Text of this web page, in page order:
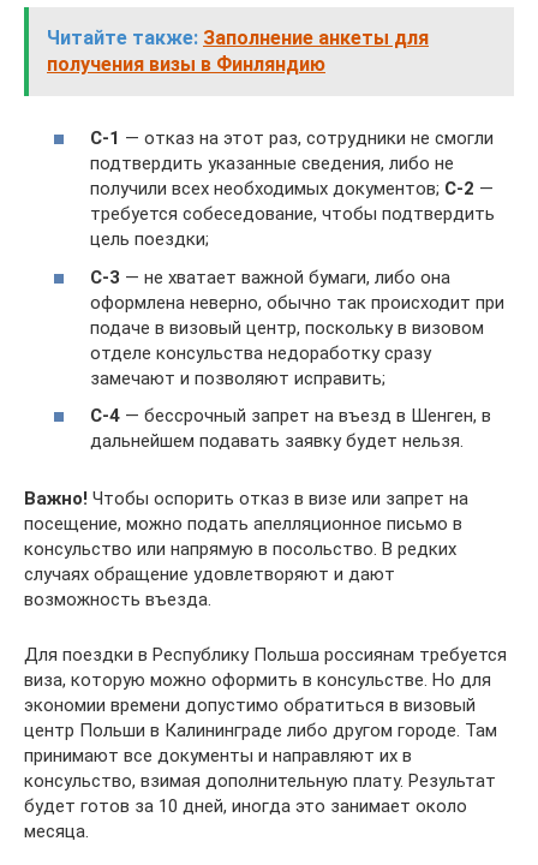
Читайте также: Заполнение анкеты для
получения визы в Финляндию
С-1 — отказ на этот раз, сотрудники не смогли
подтвердить указанные сведения, либо не
получили всех необходимых документов; С-2 —
требуется собеседование, чтобы подтвердить
цель поездки;
С-3 — не хватает важной бумаги, либо она
оформлена неверно, обычно так происходит при
подаче в визовый центр, поскольку в визовом
отделе консульства недоработку сразу
замечают и позволяют исправить;
С-4 — бессрочный запрет на въезд в Шенген, в
дальнейшем подавать заявку будет нельзя.
Важно! Чтобы оспорить отказ в визе или запрет на
посещение, можно подать апелляционное письмо в
консульство или напрямую в посольство. В редких
случаях обращение удовлетворяют и дают
возможность въезда.
Для поездки в Республику Польша россиянам требуется
виза, которую можно оформить в консульстве. Но для
экономии времени допустимо обратиться в визовый
центр Польши в Калининграде либо другом городе. Там
принимают все документы и направляют их в
консульство, взимая дополнительную плату. Результат
будет готов за 10 дней, иногда это занимает около
месяца.